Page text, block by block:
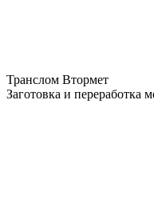
Транслом Втормет
Заготовка и переработка